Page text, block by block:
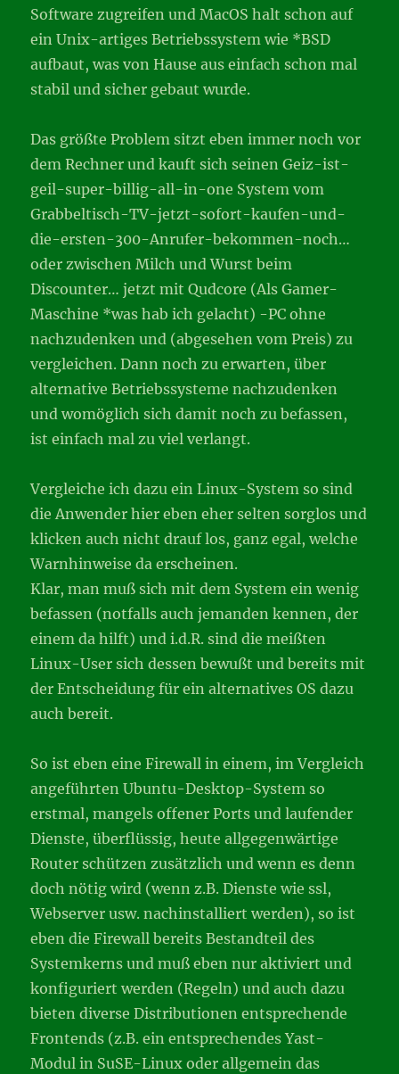
Software zugreifen und MacOS halt schon auf
ein Unix-artiges Betriebssystem wie *BSD
aufbaut, was von Hause aus einfach schon mal
stabil und sicher gebaut wurde.
Das größte Problem sitzt eben immer noch vor
dem Rechner und kauft sich seinen Geiz-ist-
geil-super-billig-all-in-one System vom
Grabbeltisch-TV-jetzt-sofort-kaufen-und-
die-ersten-300-Anrufer-bekommen-noch…
oder zwischen Milch und Wurst beim
Discounter… jetzt mit Qudcore (Als Gamer-
Maschine *was hab ich gelacht) -PC ohne
nachzudenken und (abgesehen vom Preis) zu
vergleichen. Dann noch zu erwarten, über
alternative Betriebssysteme nachzudenken
und womöglich sich damit noch zu befassen,
ist einfach mal zu viel verlangt.
Vergleiche ich dazu ein Linux-System so sind
die Anwender hier eben eher selten sorglos und
klicken auch nicht drauf los, ganz egal, welche
Warnhinweise da erscheinen.
Klar, man muß sich mit dem System ein wenig
befassen (notfalls auch jemanden kennen, der
einem da hilft) und i.d.R. sind die meißten
Linux-User sich dessen bewußt und bereits mit
der Entscheidung für ein alternatives OS dazu
auch bereit.
So ist eben eine Firewall in einem, im Vergleich
angeführten Ubuntu-Desktop-System so
erstmal, mangels offener Ports und laufender
Dienste, überflüssig, heute allgegenwärtige
Router schützen zusätzlich und wenn es denn
doch nötig wird (wenn z.B. Dienste wie ssl,
Webserver usw. nachinstalliert werden), so ist
eben die Firewall bereits Bestandteil des
Systemkerns und muß eben nur aktiviert und
konfiguriert werden (Regeln) und auch dazu
bieten diverse Distributionen entsprechende
Frontends (z.B. ein entsprechendes Yast-
Modul in SuSE-Linux oder allgemein das